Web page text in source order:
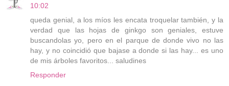
10:02
queda genial, a los míos les encata troquelar también, y la
verdad que las hojas de ginkgo son geniales, estuve
buscandolas yo, pero en el parque de donde vivo no las
hay, y no coincidió que bajase a donde si las hay... es uno
de mis árboles favoritos... saludines
Responder